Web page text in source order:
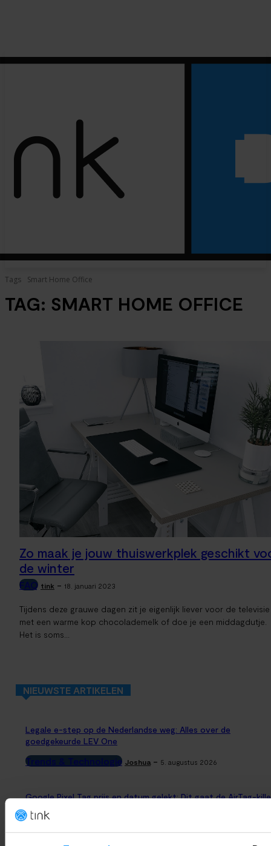
Tags Smart Home Office
TAG: SMART HOME OFFICE
Zo maak je jouw thuiswerkplek geschikt
de winter
FAQ tink - 18. januari 2023
Tijdens deze grauwe dagen zit je eigenlijk liever voor de televisie
met een warme kop chocolademelk of doe je een middagdutje.
Het is soms...
NIEUWSTE ARTIKELEN
Legale e-step op de Nederlandse weg: Alles over de
goedgekeurde LEV One
Trends & Technologie Joshua - 5. augustus 2026
Google Pixel Tag prijs en datum gelekt: Dit gaat de AirTag-